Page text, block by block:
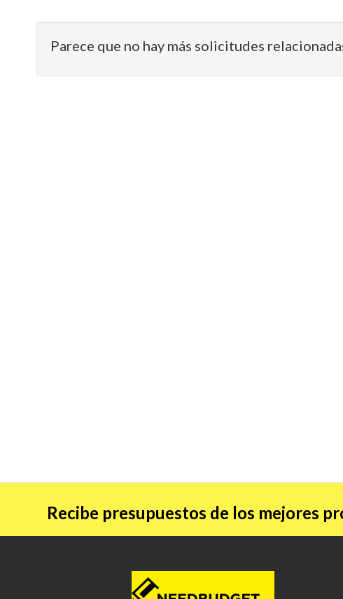
Parece que no hay más solicitudes
Recibe presupuestos de los mejores